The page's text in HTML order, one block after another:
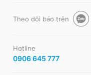
Theo dõi báo trên
Hotline
0906 645 777